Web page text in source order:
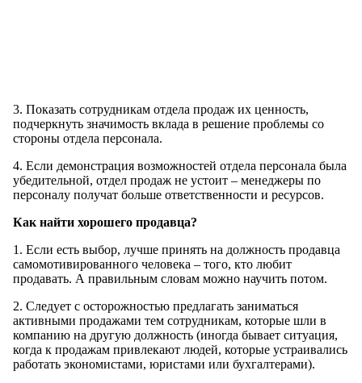
3. Показать сотрудникам отдела продаж их ценность,
подчеркнуть значимость вклада в решение проблемы со
стороны отдела персонала.
4. Если демонстрация возможностей отдела персонала была
убедительной, отдел продаж не устоит – менеджеры по
персоналу получат больше ответственности и ресурсов.
Как найти хорошего продавца?
1. Если есть выбор, лучше принять на должность продавца
самомотивированного человека – того, кто любит
продавать. А правильным словам можно научить потом.
2. Следует с осторожностью предлагать заниматься
активными продажами тем сотрудникам, которые шли в
компанию на другую должность (иногда бывает ситуация,
когда к продажам привлекают людей, которые устраивались
работать экономистами, юристами или бухгалтерами).